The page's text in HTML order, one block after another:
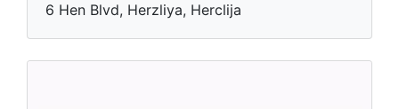
6 Hen Blvd, Herzliya, Herclija